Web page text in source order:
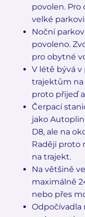
povolen. Pro
velké
Noční
povoleno.
pro obytné
V létě bývá v
trajektům na
proto přijeď
Čerpací
jako
D8, ale na
Raději proto
na trajekt.
Na většině
maximálně
nebo přes
Odpočívadla